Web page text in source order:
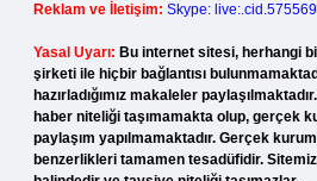
Reklam ve İletişim: Skype:
Yasal Uyarı: Bu internet sitesi, herhangi
şirketi ile hiçbir bağlantısı
hazırladığımız makaleler
haber niteliği taşımamakta olup, gerçek
paylaşım yapılmamaktadır. Gerçek
benzerlikleri tamamen tesadüfidir.